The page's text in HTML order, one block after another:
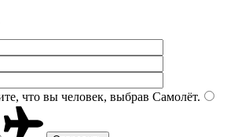
что вы человек, выбрав Самолёт.